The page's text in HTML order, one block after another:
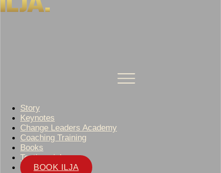
Story
Keynotes
Change Leaders Academy
Coaching Training
Books
Testimonials
BOOK ILJA